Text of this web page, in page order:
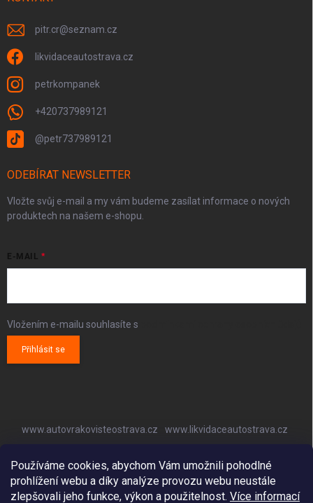
Používáme cookies, abychom Vám umožnili pohodlné
prohlížení webu a díky analýze provozu webu neustále
zlepšovali jeho funkce, výkon a použitelnost. Více informací
pitr.cr@seznam.cz
likvidaceautostrava.cz
petrkompanek
+420737989121
@petr737989121
ODEBÍRAT NEWSLETTER
Vložte svůj e-mail a my vám budeme zasílat informace o nových
produktech na našem e-shopu.
E-MAIL
Vložením e-mailu souhlasíte s
Přihlásit se
www.autovrakovisteostrava.cz
www.likvidaceautostrava.cz